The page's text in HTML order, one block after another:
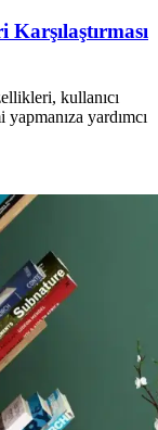
kullanıcı
yardımcı